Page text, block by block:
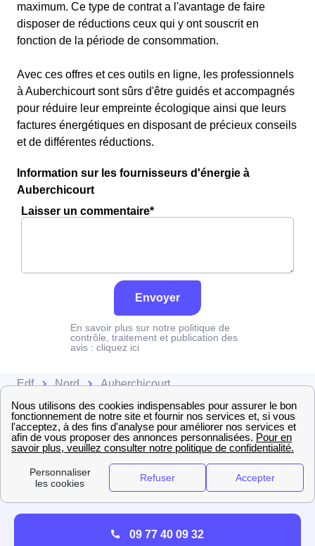
maximum. Ce type de contrat a l'avantage de faire
disposer de réductions ceux qui y ont souscrit en
fonction de la période de consommation.
Avec ces offres et ces outils en ligne, les professionnels
à Auberchicourt sont sûrs d'être guidés et accompagnés
pour réduire leur empreinte écologique ainsi que leurs
factures énergétiques en disposant de précieux conseils
et de différentes réductions.
Information sur les fournisseurs d'énergie à
Auberchicourt
Laisser un commentaire*
Envoyer
En savoir plus sur notre politique de
contrôle, traitement et publication des
avis : cliquez ici
Edf Nord Auberchicourt
09 77 40 09 32